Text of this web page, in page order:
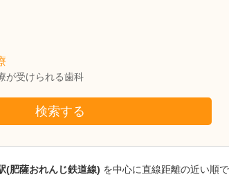
が受けられる歯科
検索する
(肥薩おれんじ鉄道線) を中心に直線距離の近い順
むなかたクリニック
宗像 昭夫院長取材